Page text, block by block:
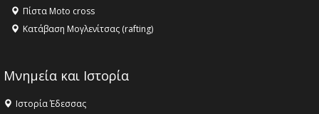
Πίστα Moto cross
Κατάβαση Μογλενίτσας (rafting)
Μνημεία και Ιστορία
Ιστορία Έδεσσας